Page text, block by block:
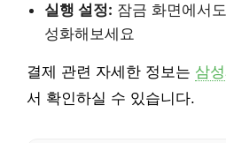
실행 설정: 잠금 화면에서
성화해보세요
결제 관련 자세한 정보는 삼
서 확인하실 수 있습니다.